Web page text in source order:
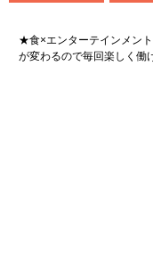
★食×エンターテインメン
が変わるので毎回楽しく働